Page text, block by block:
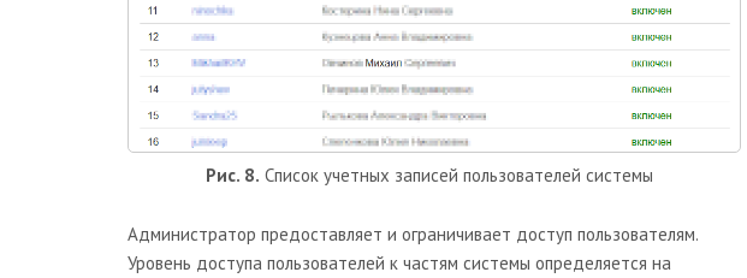
Рис. 8. Список учетных записей пользователей системы
Администратор предоставляет и ограничивает доступ пользователям.
Уровень доступа пользователей к частям системы определяется на